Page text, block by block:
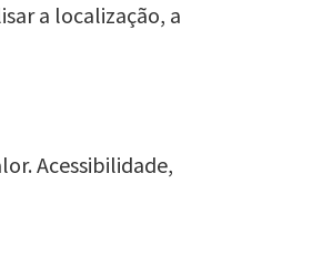
a localização, a
Acessibilidade,